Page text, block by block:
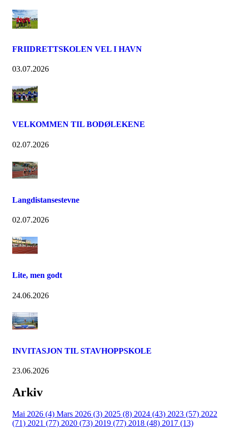
FRIIDRETTSKOLEN VEL I HAVN
03.07.2026
VELKOMMEN TIL BODØLEKENE
02.07.2026
Langdistansestevne
02.07.2026
Lite, men godt
24.06.2026
INVITASJON TIL STAVHOPPSKOLE
23.06.2026
Arkiv
Mai 2026 (4) Mars 2026 (3) 2025 (8) 2024 (43) 2023 (57) 2022
(71) 2021 (77) 2020 (73) 2019 (77) 2018 (48) 2017 (13)